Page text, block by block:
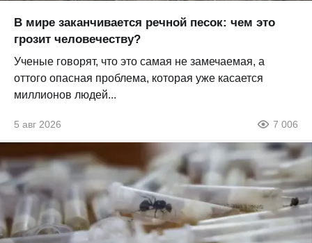
В мире заканчивается речной песок: чем это
грозит человечеству?
Ученые говорят, что это самая не замечаемая, а
оттого опасная проблема, которая уже касается
миллионов людей...
5 авг 2026 7 006